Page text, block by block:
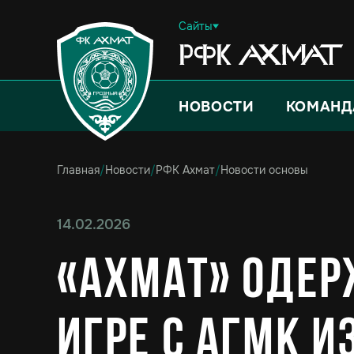
Сайты
НОВОСТИ
Главная/Новости/РФК Ахмат/Новости основы
14.02.2026
«Ахмат»